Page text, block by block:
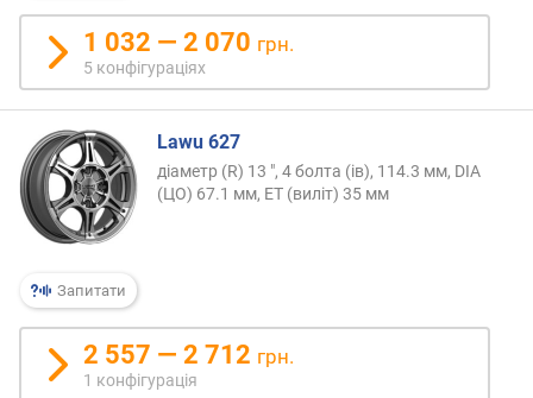
и
х
в
і
д
д
о
р
о
и
х
д
о
д
1 032 — 2 070 грн.
5 конфігураціях
Запитати
Lawu 627
діаметр (R) 13 ", 4 болта (ів), 114.3 мм, DIA
(ЦО) 67.1 мм, ET (виліт) 35 мм
2 557 — 2 712 грн.
1 конфігурація